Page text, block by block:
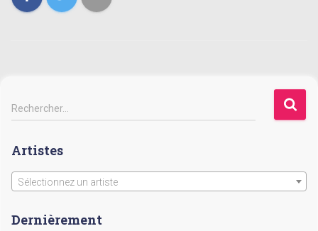
R
e
h
e
Rechercher…
Artistes
Sélectionnez un artiste
Dernièrement